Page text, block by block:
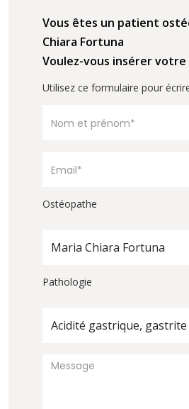
Vous êtes un patient
Chiara Fortuna
Voulez-vous insérer
Utilisez ce formulaire pour
Ostéopathe
Maria Chiara Fortuna
Pathologie
Acidité gastrique, gastrite